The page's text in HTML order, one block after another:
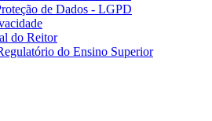
de Dados - LGPD
do Reitor
do Ensino Superior